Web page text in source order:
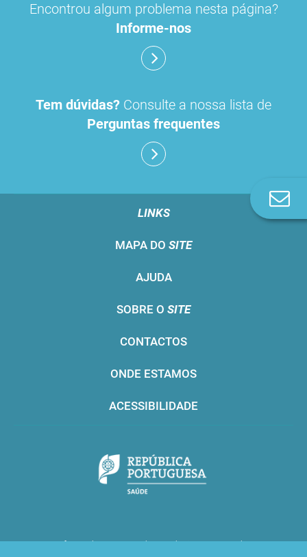
Encontrou algum problema nesta página?
Informe-nos
Tem dúvidas? Consulte a nossa lista de
Perguntas frequentes
LINKS
MAPA DO SITE
AJUDA
SOBRE O SITE
CONTACTOS
ONDE ESTAMOS
ACESSIBILIDADE
Infarmed © 2016. Todos os direitos reservados